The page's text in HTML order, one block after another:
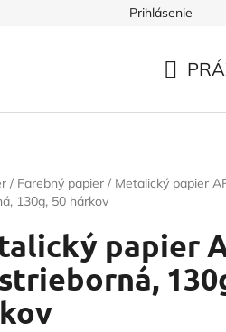
Prihlásenie
/ Farebný papier / Metalický papier
130g, 50 hárkov
papier